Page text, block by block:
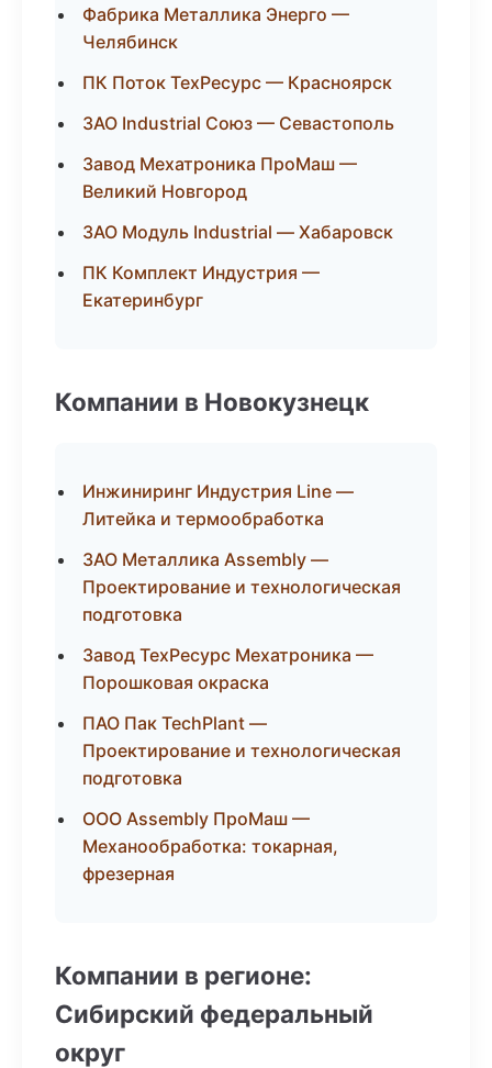
Фабрика Металлика Энерго —
Челябинск
ПК Поток ТехРесурс — Красноярск
ЗАО Industrial Союз — Севастополь
Завод Мехатроника ПроМаш —
Великий Новгород
ЗАО Модуль Industrial — Хабаровск
ПК Комплект Индустрия —
Екатеринбург
Компании в Новокузнецк
Инжиниринг Индустрия Line —
Литейка и термообработка
ЗАО Металлика Assembly —
Проектирование и технологическая
подготовка
Завод ТехРесурс Мехатроника —
Порошковая окраска
ПАО Пак TechPlant —
Проектирование и технологическая
подготовка
ООО Assembly ПроМаш —
Механообработка: токарная,
фрезерная
Компании в регионе:
Сибирский федеральный
округ